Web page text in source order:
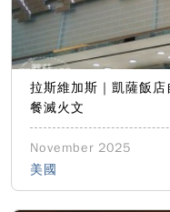
拉斯維加斯｜凱薩飯
餐滅火文
November 2025
美國